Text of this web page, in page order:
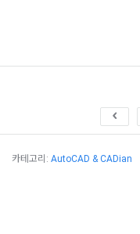
카테고리: AutoCAD & CADian